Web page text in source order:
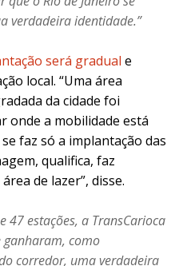
verdadeira identidade.”
será gradual e
local. “Uma área
da cidade foi
onde a mobilidade está
faz só a implantação das
qualifica, faz
de lazer”, disse.
47 estações, a TransCarioca
como
corredor, uma verdadeira